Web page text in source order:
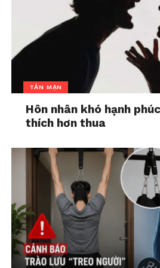
một cố vấn có thể cung cấp
hiểu biết sâu sắc dành riêng
của bạn.”
Trở nên hiểu biết hơn về đầu tư
đồng thời cố gắng tránh tích lũy
TẢN MẠN
Hôn nhân khó hạnh
thích hơn thua